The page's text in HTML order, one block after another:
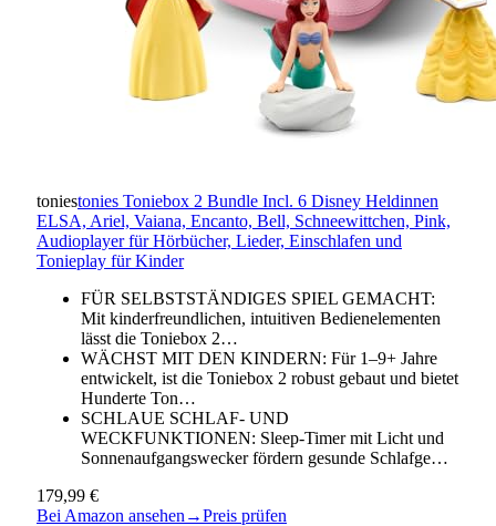
toniestonies Toniebox 2 Bundle Incl. 6 Disney Heldinnen
ELSA, Ariel, Vaiana, Encanto, Bell, Schneewittchen, Pink,
Audioplayer für Hörbücher, Lieder, Einschlafen und
Tonieplay für Kinder
FÜR SELBSTSTÄNDIGES SPIEL GEMACHT:
Mit kinderfreundlichen, intuitiven Bedienelementen
lässt die Toniebox 2…
WÄCHST MIT DEN KINDERN: Für 1–9+ Jahre
entwickelt, ist die Toniebox 2 robust gebaut und bietet
Hunderte Ton…
SCHLAUE SCHLAF- UND
WECKFUNKTIONEN: Sleep-Timer mit Licht und
Sonnenaufgangswecker fördern gesunde Schlafge…
179,99 €
Bei Amazon ansehen →Preis prüfen